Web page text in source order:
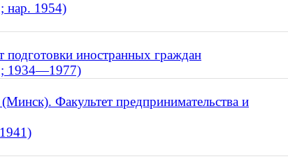
нар. 1954)
подготовки иностранных граждан
; 1934—1977)
Факультет предпринимательства и